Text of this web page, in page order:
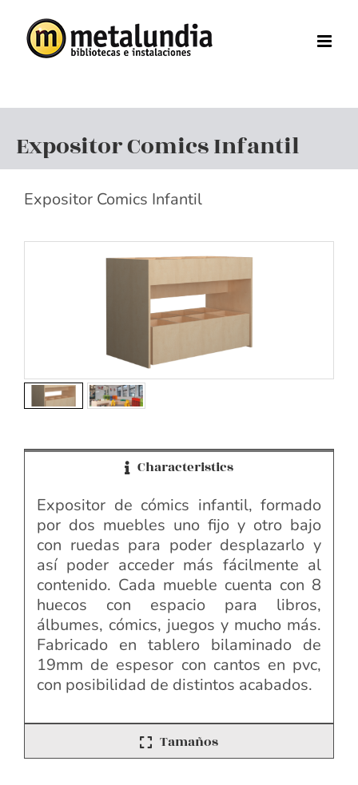
contenido
Expositor Comics Infantil
Expositor Comics Infantil
Characteristics
Expositor de cómics infantil, formado
por dos muebles uno fijo y otro bajo
con ruedas para poder desplazarlo y
así poder acceder más fácilmente al
contenido. Cada mueble cuenta con 8
huecos con espacio para libros,
álbumes, cómics, juegos y mucho más.
Fabricado en tablero bilaminado de
19mm de espesor con cantos en pvc,
con posibilidad de distintos acabados.
Tamaños